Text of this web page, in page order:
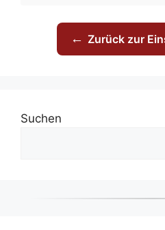
← Zurück zur
Suchen